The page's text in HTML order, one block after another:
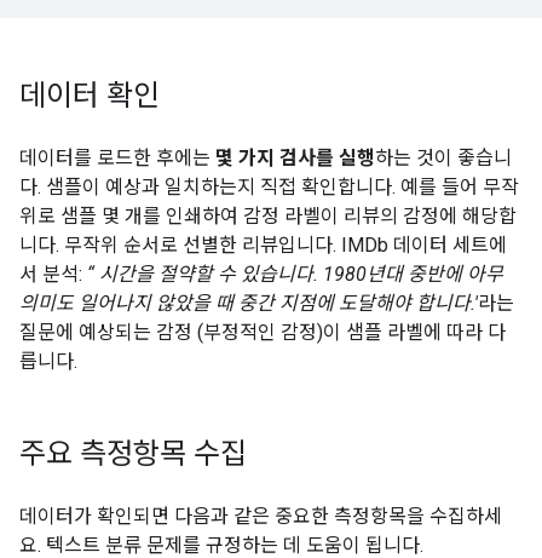
데이터 확인
데이터를 로드한 후에는 몇 가지 검사를 실행하는 것이 좋습니
다. 샘플이 예상과 일치하는지 직접 확인합니다. 예를 들어 무작
위로 샘플 몇 개를 인쇄하여 감정 라벨이 리뷰의 감정에 해당합
니다. 무작위 순서로 선별한 리뷰입니다. IMDb 데이터 세트에
서 분석: “ 시간을 절약할 수 있습니다. 1980년대 중반에 아무
의미도 일어나지 않았을 때 중간 지점에 도달해야 합니다.'라는
질문에 예상되는 감정 (부정적인 감정)이 샘플 라벨에 따라 다
릅니다.
주요 측정항목 수집
데이터가 확인되면 다음과 같은 중요한 측정항목을 수집하세
요. 텍스트 분류 문제를 규정하는 데 도움이 됩니다.